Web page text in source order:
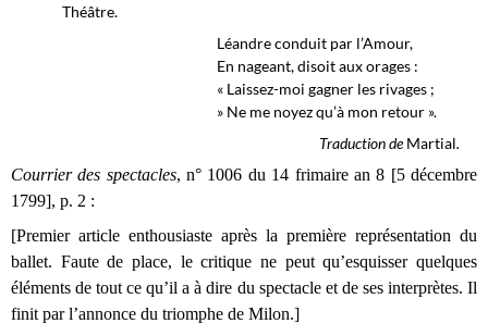
Théâtre.
Léandre conduit par l’Amour,
En nageant, disoit aux orages :
« Laissez-moi gagner les rivages ;
» Ne me noyez qu’à mon retour ».
Traduction deMartial.
Courrier des spectacles, n° 1006 du 14 frimaire an 8 [5 décembre
1799], p. 2 :
[Premier article enthousiaste après la première représentation du
ballet. Faute de place, le critique ne peut qu’esquisser quelques
éléments de tout ce qu’il a à dire du spectacle et de ses interprètes. Il
finit par l’annonce du triomphe de Milon.]